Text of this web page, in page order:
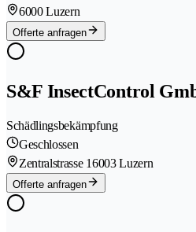
6000 Luzern
Offerte anfragen
S&F InsectControl
Schädlingsbekämpfung
Geschlossen
Zentralstrasse 16003 Luzern
Offerte anfragen